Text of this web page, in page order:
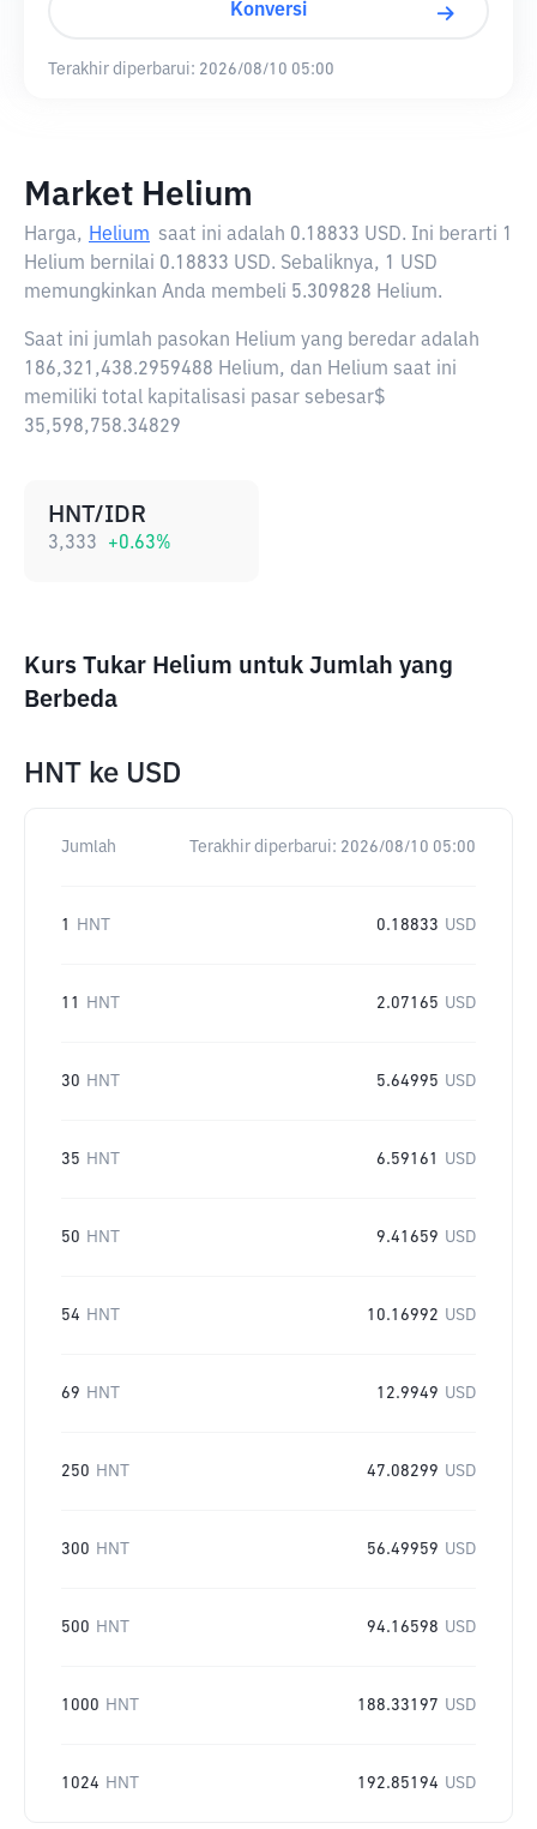
Konversi
Terakhir diperbarui: 2026/08/10 05:00
Market Helium
Harga, Helium saat ini adalah 0.18833 USD. Ini berarti 1
Helium bernilai 0.18833 USD. Sebaliknya, 1 USD
memungkinkan Anda membeli 5.309828 Helium.
Saat ini jumlah pasokan Helium yang beredar adalah
186,321,438.2959488 Helium, dan Helium saat ini
memiliki total kapitalisasi pasar sebesar$
35,598,758.34829
HNT/IDR
3,333 +0.63%
Kurs Tukar Helium untuk Jumlah yang
Berbeda
HNT ke USD
Jumlah Terakhir diperbarui: 2026/08/10 05:00
1 HNT 0.18833 USD
11 HNT 2.07165 USD
30 HNT 5.64995 USD
35 HNT 6.59161 USD
50 HNT 9.41659 USD
54 HNT 10.16992 USD
69 HNT 12.9949 USD
250 HNT 47.08299 USD
300 HNT 56.49959 USD
500 HNT 94.16598 USD
1000 HNT 188.33197 USD
1024 HNT 192.85194 USD